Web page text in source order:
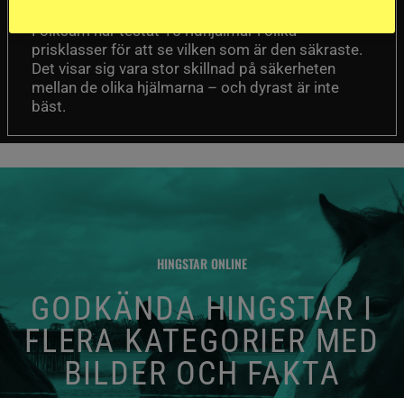
Folksam har testat 15 ridhjälmar i olika
prisklasser för att se vilken som är den säkraste.
Det visar sig vara stor skillnad på säkerheten
mellan de olika hjälmarna – och dyrast är inte
bäst.
HINGSTAR ONLINE
GODKÄNDA HINGSTAR I
FLERA KATEGORIER MED
BILDER OCH FAKTA